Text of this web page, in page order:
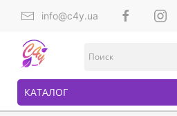
info@c4y.ua
КАТАЛОГ